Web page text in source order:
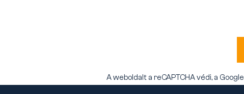
A weboldalt a reCAPTCHA védi, a Google